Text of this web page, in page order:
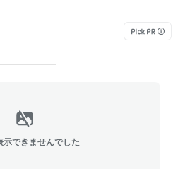
示できませんでした